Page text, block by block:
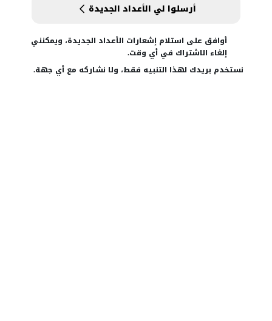
أرسلوا لي الأعداد الجديدة
أوافق على استلام إشعارات الأعداد الجديدة، ويمكنني
إلغاء الاشتراك في أي وقت.
نستخدم بريدك لهذا التنبيه فقط، ولا نشاركه مع أي جهة.